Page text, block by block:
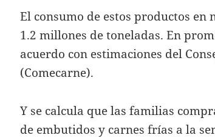
El consumo de estos productos
1.2 millones de toneladas. En
acuerdo con estimaciones del
(Comecarne).
Y se calcula que las familias
de embutidos y carnes frías a la